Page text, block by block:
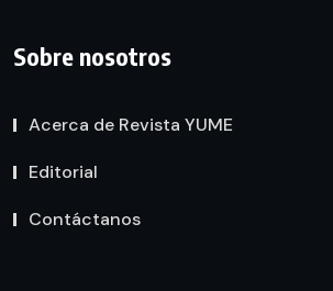
Sobre nosotros
Acerca de Revista YUME
Editorial
Contáctanos